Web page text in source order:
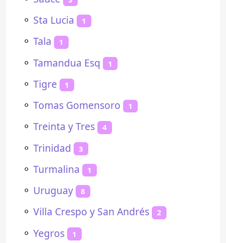
⚬ Sta Lucia 1
⚬ Tala 1
⚬ Tamandua Esq 1
⚬ Tigre 1
⚬ Tomas Gomensoro 1
⚬ Treinta y Tres 4
⚬ Trinidad 3
⚬ Turmalina 1
⚬ Uruguay 8
⚬ Villa Crespo y San Andrés 2
⚬ Yegros 1